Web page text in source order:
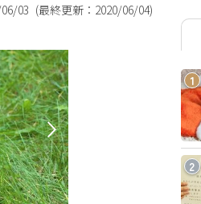
03 (最終更新： 2020/06/04)
1
2